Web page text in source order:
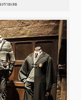
รายเลย